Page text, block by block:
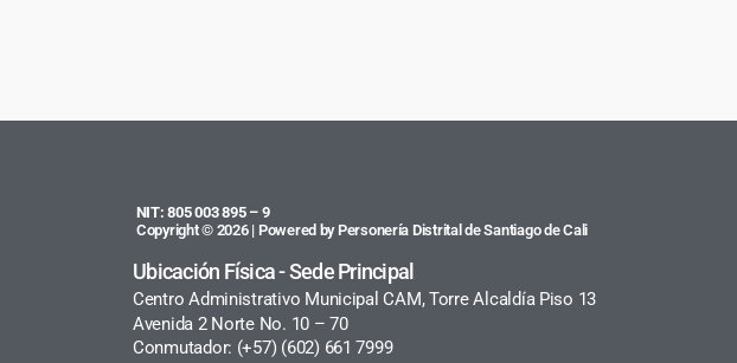
NIT: 805 003 895 – 9
Copyright © 2026 | Powered by Personería Distrital de Santiago de Cali
Ubicación Física - Sede Principal
Centro Administrativo Municipal CAM, Torre Alcaldía Piso 13
Avenida 2 Norte No. 10 – 70
Conmutador: (+57) (602) 661 7999